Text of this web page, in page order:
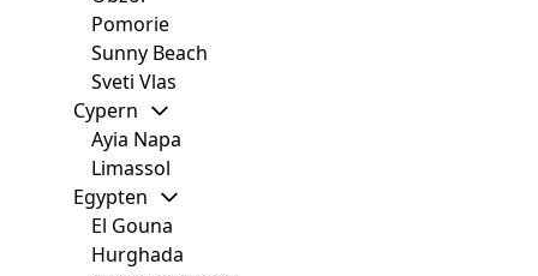
Pomorie
Sunny Beach
Sveti Vlas
Cypern
Ayia Napa
Limassol
Egypten
El Gouna
Hurghada